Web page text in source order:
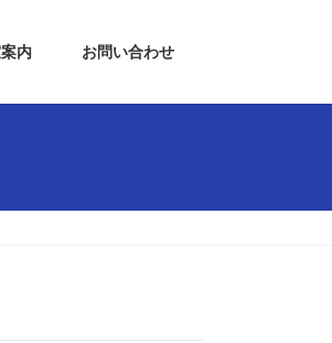
内 お問い合わせ